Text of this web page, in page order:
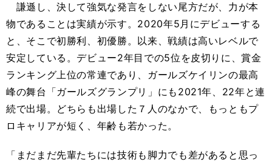
謙遜し、決して強気な発言をしない尾方だが、力が本
物であることは実績が示す。2020年5月にデビューする
と、そこで初勝利、初優勝。以来、戦績は高いレベルで
安定している。デビュー2年目での5位を皮切りに、賞金
ランキング上位の常連であり、ガールズケイリンの最高
峰の舞台「ガールズグランプリ」にも2021年、22年と連
続で出場。どちらも出場した７人のなかで、もっともプ
ロキャリアが短く、年齢も若かった。
「まだまだ先輩たちには技術も脚力でも差があると思っ